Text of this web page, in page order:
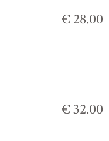
€ 28.00
€ 32.00